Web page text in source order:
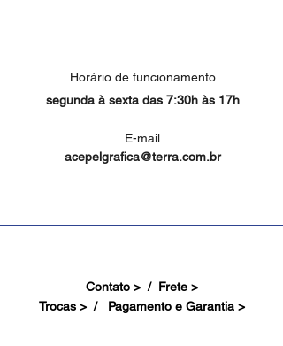
Horário de funcionamento
segunda à sexta das 7:30h às 17h
E-mail
acepelgrafica@terra.com.br
Contato > / Frete >
Trocas > / Pagamento e Garantia >